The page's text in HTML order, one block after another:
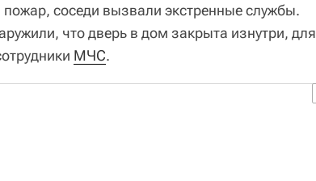
соседи вызвали экстренные службы.
что дверь в дом закрыта изнутри, для
МЧС.